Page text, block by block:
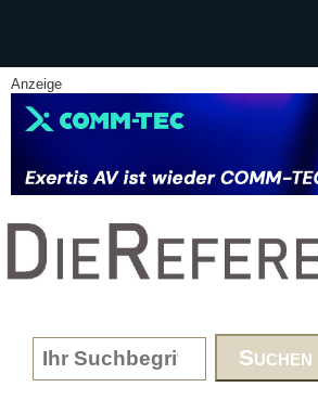
Anzeige
www.DieReferenz.de
Search form